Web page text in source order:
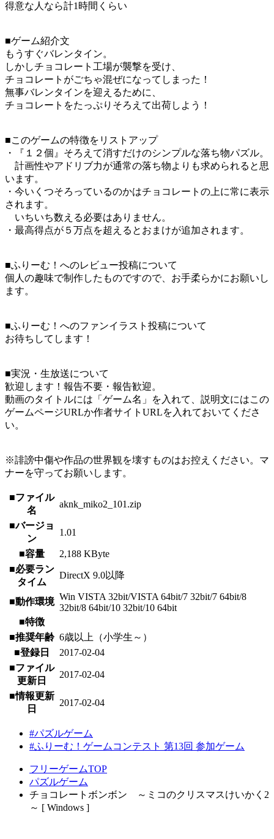
得意な人なら計1時間くらい
■ゲーム紹介文
もうすぐバレンタイン。
しかしチョコレート工場が襲撃を受け、
チョコレートがごちゃ混ぜになってしまった！
無事バレンタインを迎えるために、
チョコレートをたっぷりそろえて出荷しよう！
■このゲームの特徴をリストアップ
・『１２個』そろえて消すだけのシンプルな落ち物パズル。
計画性やアドリブ力が通常の落ち物よりも求められると思
います。
・今いくつそろっているのかはチョコレートの上に常に表示
されます。
いちいち数える必要はありません。
・最高得点が５万点を超えるとおまけが追加されます。
■ふりーむ！へのレビュー投稿について
個人の趣味で制作したものですので、お手柔らかにお願いし
ます。
■ふりーむ！へのファンイラスト投稿について
お待ちしてします！
■実況・生放送について
歓迎します！報告不要・報告歓迎。
動画のタイトルには「ゲーム名」を入れて、説明文にはこの
ゲームページURLか作者サイトURLを入れておいてくださ
い。
※誹謗中傷や作品の世界観を壊すものはお控えください。マ
ナーを守ってお願いします。
■ファイル
名
aknk_miko2_101.zip
■バージョ
ン
1.01
■容量
2,188 KByte
■必要ラン
タイム
DirectX 9.0以降
■動作環境 Win VISTA 32bit/VISTA 64bit/7 32bit/7 64bit/8
32bit/8 64bit/10 32bit/10 64bit
■特徴
■推奨年齢 6歳以上（小学生～）
■登録日
2017-02-04
■ファイル
更新日
2017-02-04
■情報更新
日
2017-02-04
#パズルゲーム
#ふりーむ！ゲームコンテスト 第13回 参加ゲーム
フリーゲームTOP
パズルゲーム
チョコレートボンボン ～ミコのクリスマスけいかく2
～ [ Windows ]